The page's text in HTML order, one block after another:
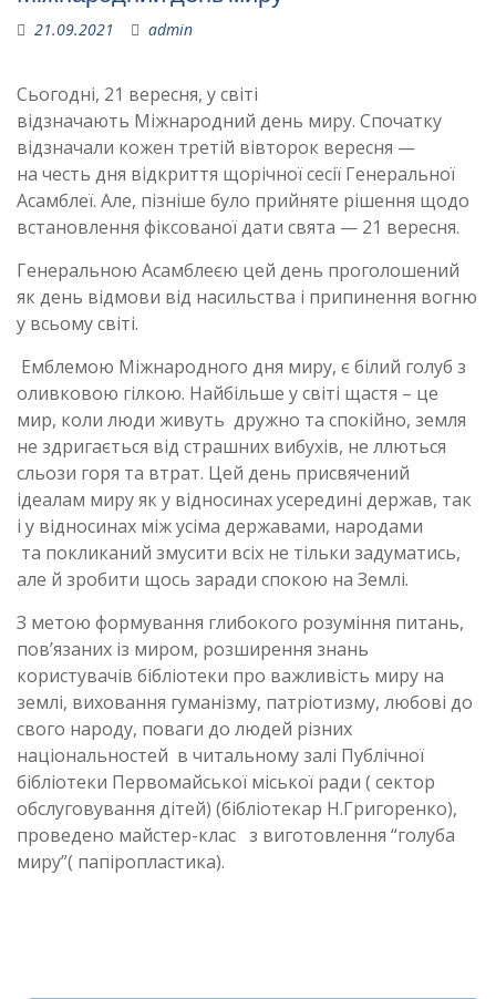
21.09.2021 admin
Сьогодні, 21 вересня, у світі
відзначають Міжнародний день миру. Спочатку
відзначали кожен третій вівторок вересня —
на честь дня відкриття щорічної сесії Генеральної
Асамблеї. Але, пізніше було прийняте рішення щодо
встановлення фіксованої дати свята — 21 вересня.
Генеральною Асамблеєю цей день проголошений
як день відмови від насильства і припинення вогню
у всьому світі.
Емблемою Міжнародного дня миру, є білий голуб з
оливковою гілкою. Найбільше у світі щастя – це
мир, коли люди живуть дружно та спокійно, земля
не здригається від страшних вибухів, не ллються
сльози горя та втрат. Цей день присвячений
ідеалам миру як у відносинах усередині держав, так
і у відносинах між усіма державами, народами
та покликаний змусити всіх не тільки задуматись,
але й зробити щось заради спокою на Землі.
З метою формування глибокого розуміння питань,
пов’язаних із миром, розширення знань
користувачів бібліотеки про важливість миру на
землі, виховання гуманізму, патріотизму, любові до
свого народу, поваги до людей різних
національностей в читальному залі Публічної
бібліотеки Первомайської міської ради ( сектор
обслуговування дітей) (бібліотекар Н.Григоренко),
проведено майстер-клас з виготовлення “голуба
миру”( папіропластика).